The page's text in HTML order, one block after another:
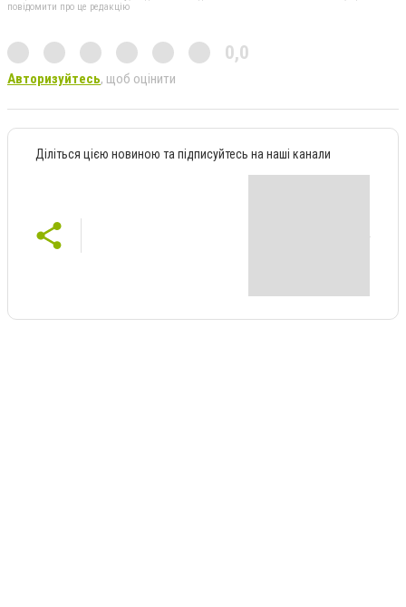
повідомити про це редакцію
0,0
Авторизуйтесь, щоб оцінити
Діліться цією новиною та підписуйтесь на наші канали